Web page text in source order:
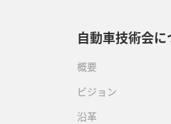
自動車技術会に
概要
ビジョン
沿革